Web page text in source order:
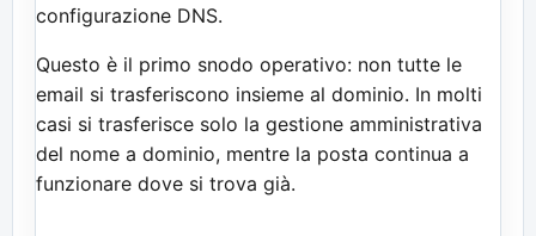
configurazione DNS.
Questo è il primo snodo operativo: non tutte le
email si trasferiscono insieme al dominio. In molti
casi si trasferisce solo la gestione amministrativa
del nome a dominio, mentre la posta continua a
funzionare dove si trova già.